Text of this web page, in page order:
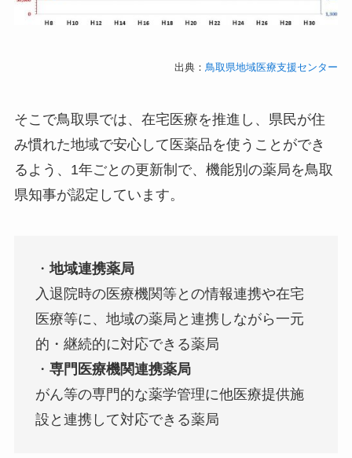
出典： 鳥取県地域医療支援センター
そこで鳥取県では、在宅医療を推進し、県民が住
み慣れた地域で安心して医薬品を使うことができ
るよう、1年ごとの更新制で、機能別の薬局を鳥取
県知事が認定しています。
・地域連携薬局
入退院時の医療機関等との情報連携や在宅
医療等に、地域の薬局と連携しながら一元
的・継続的に対応できる薬局
・ 専門医療機関連携薬局
がん等の専門的な薬学管理に他医療提供施
設と連携して対応できる薬局